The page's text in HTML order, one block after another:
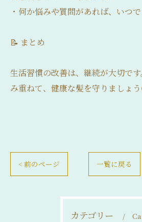
・何か悩みや質問があれば、いつ
📝 まとめ
生活習慣の改善は、継続が大切で
み重ねて、健康な髪を守りましょ
< 前のページ 一覧に戻る
カテゴリー